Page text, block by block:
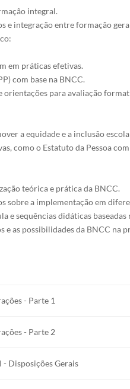
integral.
integração entre formação
em práticas efetivas.
com base na BNCC.
orientações para avaliação
a equidade e a inclusão
como o Estatuto da Pessoa
teórica e prática da BNCC.
sobre a implementação em
e sequências didáticas
e as possibilidades da BNCC na
- Parte 1
- Parte 2
- Disposições Gerais